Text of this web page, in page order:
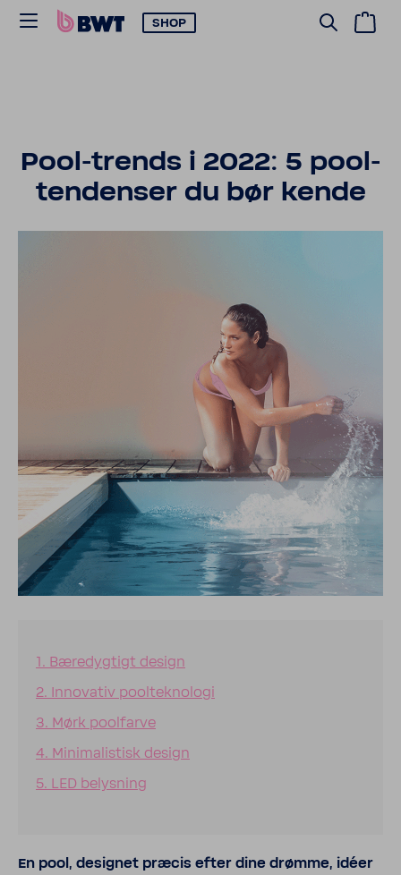
SHOP
Pool-​trends i 2022: 5 pool-​
tendenser du bør kende
1. Bæredygtigt design
2. Innovativ poolteknologi
3. Mørk poolfarve
4. Minimalistisk design
5. LED belysning
En pool, designet præcis efter dine drømme, idéer